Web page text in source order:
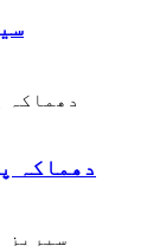
دھماکہ